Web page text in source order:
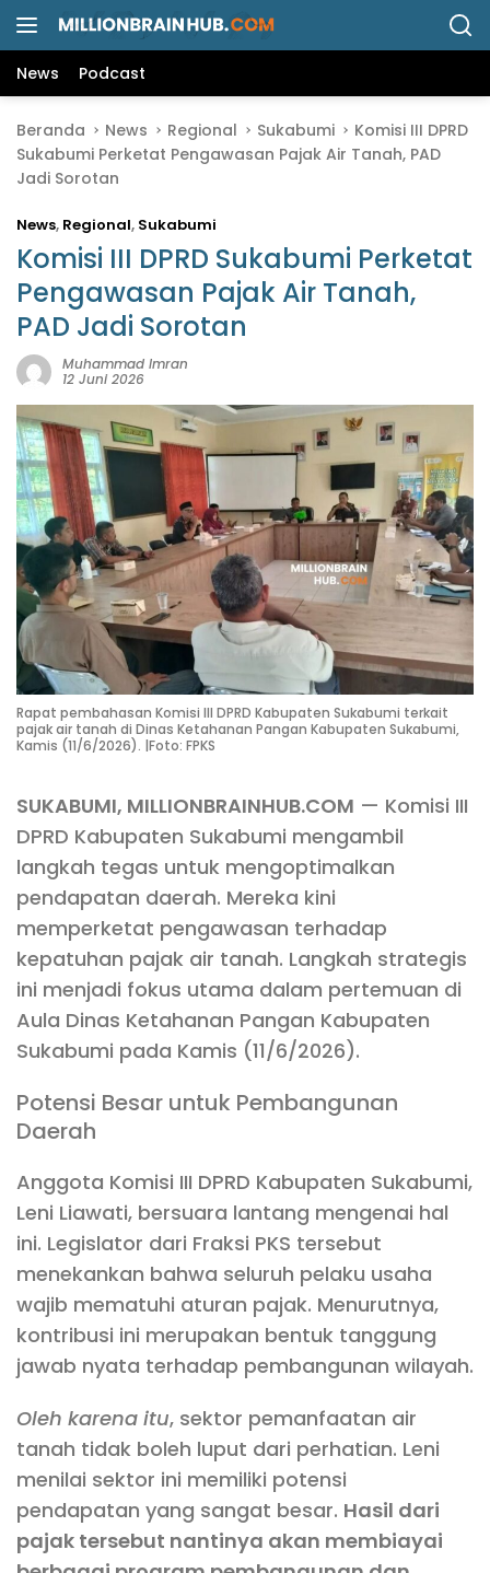
News Podcast
Beranda News Regional Sukabumi
Komisi III DPRD
Sukabumi Perketat Pengawasan Pajak Air Tanah, PAD
Jadi Sorotan
News, Regional, Sukabumi
Komisi III DPRD Sukabumi Perketat
Pengawasan Pajak Air Tanah,
PAD Jadi Sorotan
Muhammad Imran
12 Juni 2026
Rapat pembahasan Komisi III DPRD Kabupaten Sukabumi terkait
pajak air tanah di Dinas Ketahanan Pangan Kabupaten Sukabumi,
Kamis (11/6/2026). |Foto: FPKS
SUKABUMI, MILLIONBRAINHUB.COM — Komisi III
DPRD Kabupaten Sukabumi mengambil
langkah tegas untuk mengoptimalkan
pendapatan daerah. Mereka kini
memperketat pengawasan terhadap
kepatuhan pajak air tanah. Langkah strategis
ini menjadi fokus utama dalam pertemuan di
Aula Dinas Ketahanan Pangan Kabupaten
Sukabumi pada Kamis (11/6/2026).
Potensi Besar untuk Pembangunan
Daerah
Anggota Komisi III DPRD Kabupaten Sukabumi,
Leni Liawati, bersuara lantang mengenai hal
ini. Legislator dari Fraksi PKS tersebut
menekankan bahwa seluruh pelaku usaha
wajib mematuhi aturan pajak. Menurutnya,
kontribusi ini merupakan bentuk tanggung
jawab nyata terhadap pembangunan wilayah.
Oleh karena itu, sektor pemanfaatan air
tanah tidak boleh luput dari perhatian. Leni
menilai sektor ini memiliki potensi
pendapatan yang sangat besar. Hasil dari
pajak tersebut nantinya akan membiayai